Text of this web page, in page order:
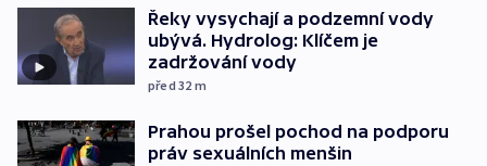
Řeky vysychají a podzemní vody
ubývá. Hydrolog: Klíčem je
zadržování vody
před 32 m
Prahou prošel pochod na podporu
práv sexuálních menšin